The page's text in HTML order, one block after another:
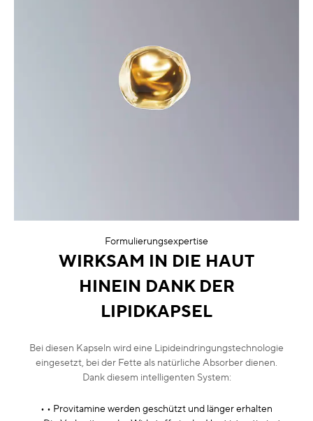
Formulierungsexpertise
WIRKSAM IN DIE HAUT
HINEIN DANK DER
LIPIDKAPSEL
Bei diesen Kapseln wird eine Lipideindringungstechnologie
eingesetzt, bei der Fette als natürliche Absorber dienen.
Dank diesem intelligenten System:
• • Provitamine werden geschützt und länger erhalten